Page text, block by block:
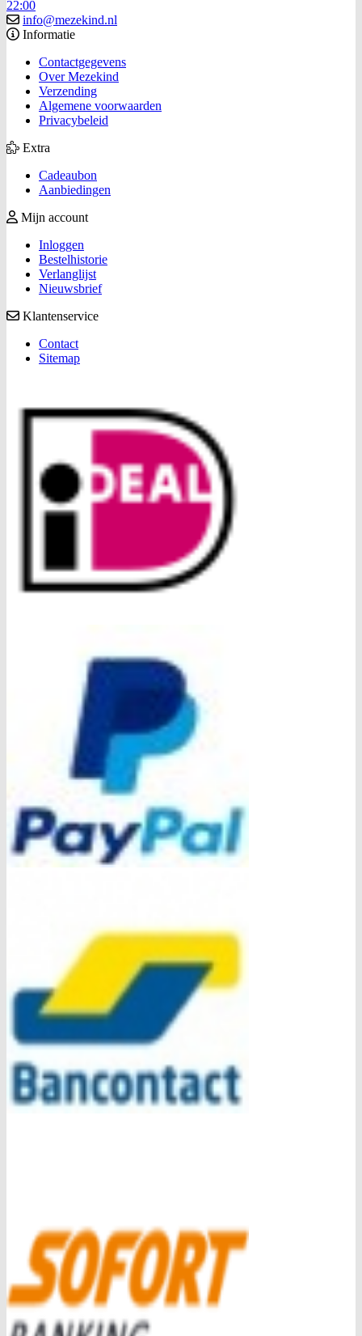
22:00
info@mezekind.nl
Informatie
Contactgegevens
Over Mezekind
Verzending
Algemene voorwaarden
Privacybeleid
Extra
Cadeaubon
Aanbiedingen
Mijn account
Inloggen
Bestelhistorie
Verlanglijst
Nieuwsbrief
Klantenservice
Contact
Sitemap